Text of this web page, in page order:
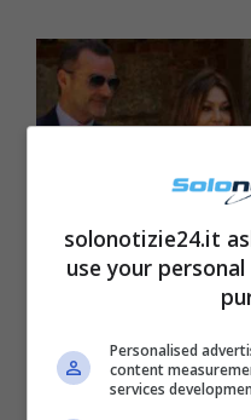
C’è stato
solonotizie24.it
use your
Personalised
content
services